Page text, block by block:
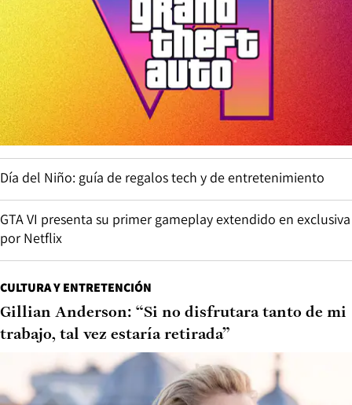
Día del Niño: guía de regalos tech y de entretenimiento
GTA VI presenta su primer gameplay extendido en exclusiva
por Netflix
CULTURA Y ENTRETENCIÓN
Gillian Anderson: “Si no disfrutara tanto de mi
trabajo, tal vez estaría retirada”